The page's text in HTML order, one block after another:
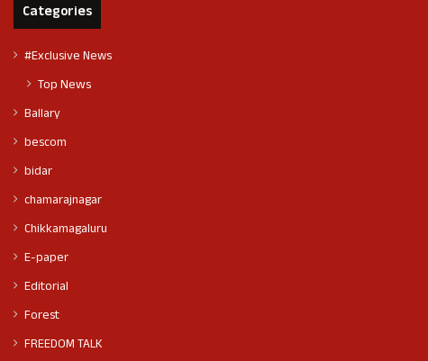
Categories
#Exclusive News
Top News
Ballary
bescom
bidar
chamarajnagar
Chikkamagaluru
E-paper
Editorial
Forest
FREEDOM TALK